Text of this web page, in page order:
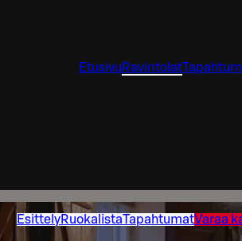
Etusivu Ravintolat
EsittelyRuokalistaTapahtumatVaraa